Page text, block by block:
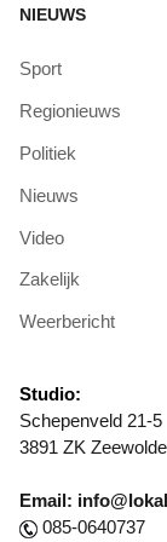
NIEUWS
Sport
Regionieuws
Politiek
Nieuws
Video
Zakelijk
Weerbericht
Studio:
Schepenveld 21-5
3891 ZK Zeewolde
Email:
085-0640737